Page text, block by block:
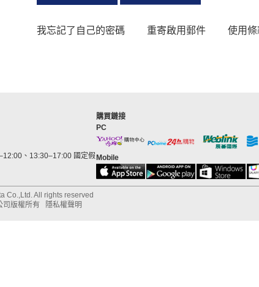
我忘記了自己的密碼 重寄啟用郵件 使用條
、13:30–17:00 國定假
購買鏈接
PC
Mobile
Co.,Ltd. All rights reserved
司版權所有
隱私權聲明